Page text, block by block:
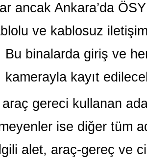
ancak Ankara’da
ve kablosuz
Bu binalarda giriş ve
kamerayla kayıt
gereci kullanan
ise diğer tüm
alet, araç-gereç ve